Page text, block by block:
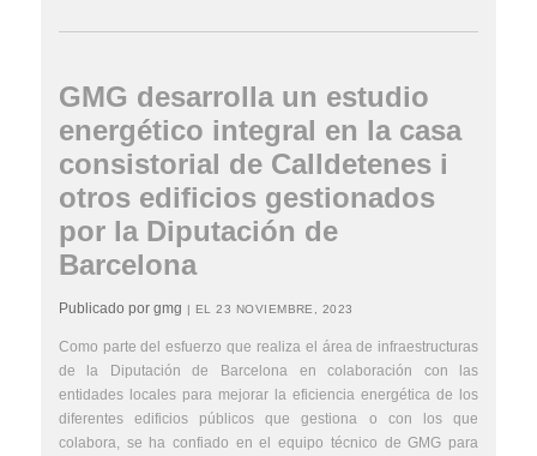
GMG desarrolla un estudio
energético integral en la casa
consistorial de Calldetenes i
otros edificios gestionados
por la Diputación de
Barcelona
Publicado por gmg | EL 23 NOVIEMBRE, 2023
Como parte del esfuerzo que realiza el área de infraestructuras
de la Diputación de Barcelona en colaboración con las
entidades locales para mejorar la eficiencia energética de los
diferentes edificios públicos que gestiona o con los que
colabora, se ha confiado en el equipo técnico de GMG para